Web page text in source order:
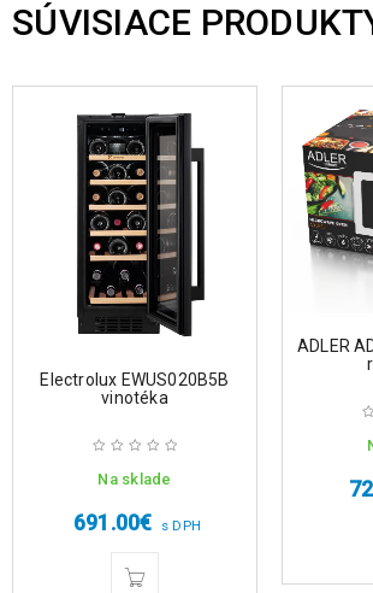
SÚVISIACE
Electrolux EWUS020B5B
vinotéka
Na sklade
691.00€ s DPH
ADLER